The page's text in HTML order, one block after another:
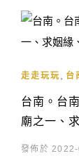
走走玩玩 台
台南。台
廟之一、
發佈於